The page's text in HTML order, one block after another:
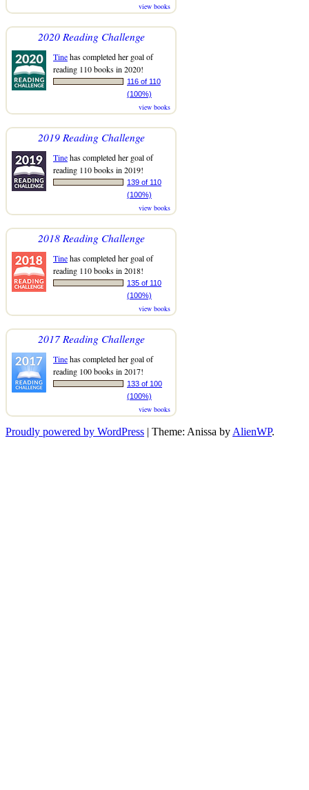
view books
2020 Reading Challenge
Tinehas completed her goal of
reading 110 books in 2020!
116 of 110
(100%)
view books
2019 Reading Challenge
Tinehas completed her goal of
reading 110 books in 2019!
139 of 110
(100%)
view books
2018 Reading Challenge
Tinehas completed her goal of
reading 110 books in 2018!
135 of 110
(100%)
view books
2017 Reading Challenge
Tinehas completed her goal of
reading 100 books in 2017!
133 of 100
(100%)
view books
Proudly powered by WordPress | Theme: Anissa by AlienWP.